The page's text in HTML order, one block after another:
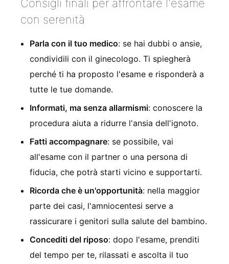
Consigli finali per affrontare l'esame
con serenità
Parla con il tuo medico: se hai dubbi o ansie,
condividili con il ginecologo. Ti spiegherà
perché ti ha proposto l'esame e risponderà a
tutte le tue domande.
Informati, ma senza allarmismi: conoscere la
procedura aiuta a ridurre l'ansia dell'ignoto.
Fatti accompagnare: se possibile, vai
all'esame con il partner o una persona di
fiducia, che potrà starti vicino e supportarti.
Ricorda che è un'opportunità: nella maggior
parte dei casi, l'amniocentesi serve a
rassicurare i genitori sulla salute del bambino.
Concediti del riposo: dopo l'esame, prenditi
del tempo per te, rilassati e ascolta il tuo